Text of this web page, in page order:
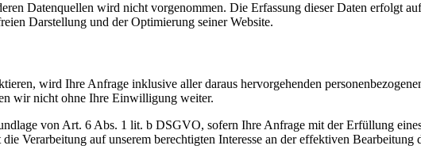
Datenquellen wird nicht vorgenommen. Die Erfassung dieser Daten erfolgt
Darstellung und der Optimierung seiner Website.
wird Ihre Anfrage inklusive aller daraus hervorgehenden
wir nicht ohne Ihre Einwilligung weiter.
von Art. 6 Abs. 1 lit. b DSGVO, sofern Ihre Anfrage mit der Erfüllung
Verarbeitung auf unserem berechtigten Interesse an der effektiven